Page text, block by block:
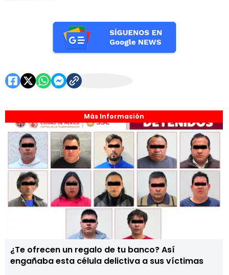
Más Información
¿Te ofrecen un regalo de tu banco? Así
engañaba esta célula delictiva a sus víctimas